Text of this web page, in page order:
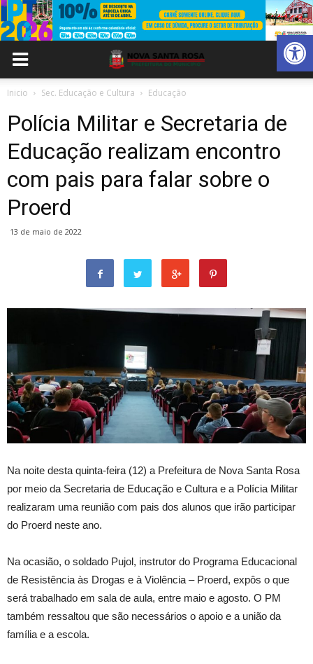
Abrir
Inicio Sec. Educação e Cultura Educação
Polícia Militar e Secretaria de
Educação realizam encontro
com pais para falar sobre o
Proerd
13 de maio de 2022
Na noite desta quinta-feira (12) a Prefeitura de Nova Santa Rosa
por meio da Secretaria de Educação e Cultura e a Polícia Militar
realizaram uma reunião com pais dos alunos que irão participar
do Proerd neste ano.
Na ocasião, o soldado Pujol, instrutor do Programa Educacional
de Resistência às Drogas e à Violência – Proerd, expôs o que
será trabalhado em sala de aula, entre maio e agosto. O PM
também ressaltou que são necessários o apoio e a união da
família e a escola.